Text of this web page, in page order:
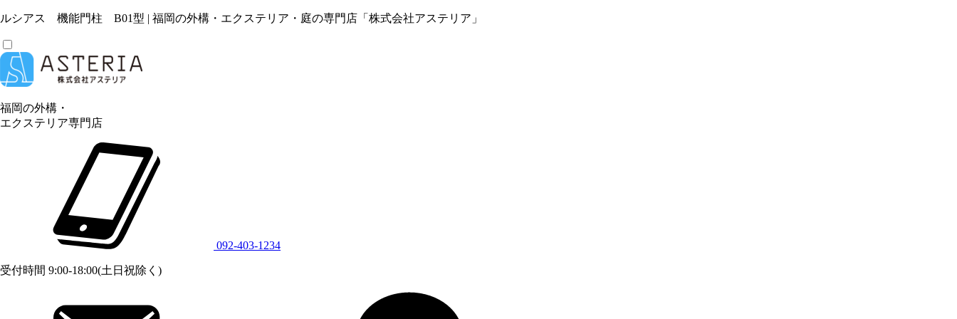
ルシアス 機能門柱 B01型 | 福岡の外構・エクステリア・庭の専門店「株式会社アステリア」
福岡の外構・
エクステリア専門店
092-403-1234
受付時間 9:00-18:00(土日祝除く)